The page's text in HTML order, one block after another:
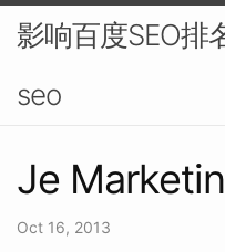
影响百度SEO排
seo
Je
Oct 16, 2013